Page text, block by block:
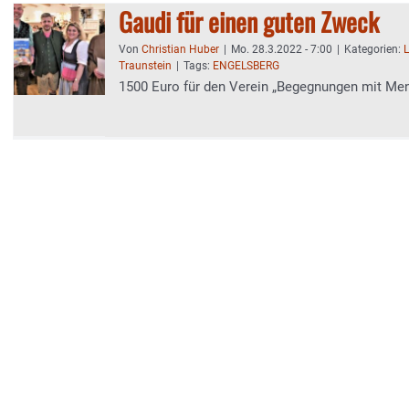
Gaudi für einen guten Zweck
Von Christian Huber Mo. 28.3.2022 - 7:00 Kategorien:
Traunstein
Tags: ENGELSBERG
1500 Euro für den Verein „Begegnungen mit